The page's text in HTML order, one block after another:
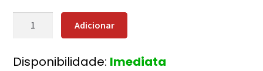
Quantidade
Toque
Adicionar
Disponibilidade: Imediata